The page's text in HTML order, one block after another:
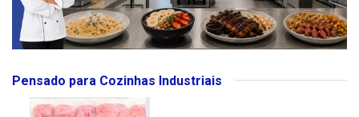
Pensado para Cozinhas Industriais